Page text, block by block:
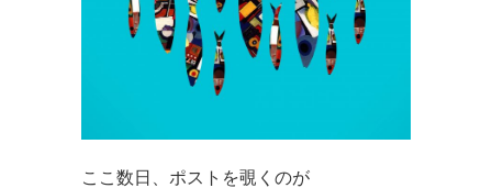
ここ数日、ポストを覗くのが